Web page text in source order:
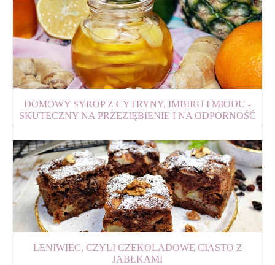
DOMOWY SYROP Z CYTRYNY, IMBIRU I MIODU -
SKUTECZNY NA PRZEZIĘBIENIE I NA ODPORNOŚĆ
LENIWIEC, CZYLI CZEKOLADOWE CIASTO Z
JABŁKAMI